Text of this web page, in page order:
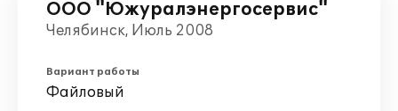
ООО "Южуралэнергосервис"
Челябинск, Июль 2008
Вариант работы
Файловый